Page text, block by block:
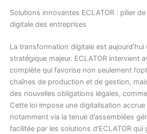
Solutions innovantes ECLATOR : pilier
digitale des entreprises
La transformation digitale est aujourd’hui
stratégique majeur. ECLATOR intervient
complète qui favorise non seulement
chaînes de production et de gestion,
des nouvelles obligations légales,
Cette loi impose une digitalisation
notamment via la tenue d’assemblées
facilitée par les solutions d’ECLATOR